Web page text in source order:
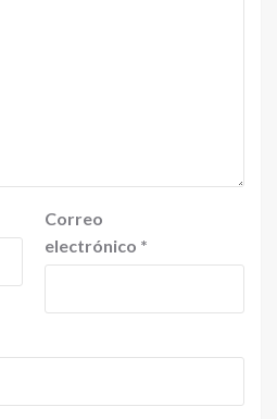
Correo
electrónico *